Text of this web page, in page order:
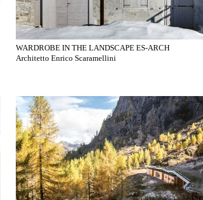
WARDROBE IN THE LANDSCAPE ES-ARCH
Architetto Enrico Scaramellini